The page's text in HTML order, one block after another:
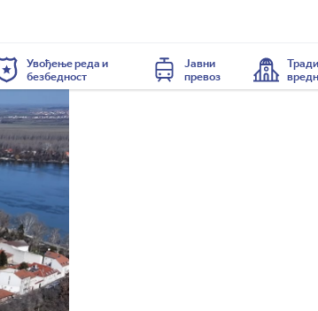
Увођење реда и
безбедност
Јавни
превоз